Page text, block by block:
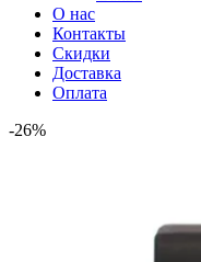
О нас
Контакты
Скидки
Доставка
Оплата
-26%